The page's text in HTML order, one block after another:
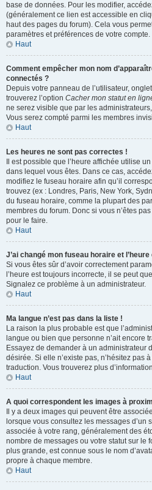
base de données. Pour les modifier,
(généralement ce lien est accessible en
haut des pages du forum). Cela vous
paramètres et préférences de votre compte.
Haut
Comment empêcher mon nom
connectés ?
Depuis votre panneau de l’utilisateur,
trouverez l’option Cacher mon statut en
ne serez visible que par les
Vous serez compté parmi les membres
Haut
Les heures ne sont pas correctes !
Il est possible que l’heure affichée utilise
dans lequel vous êtes. Dans ce cas,
modifiez le fuseau horaire afin qu’il
trouvez (ex : Londres, Paris, New York,
du fuseau horaire, comme la plupart des
membres du forum. Donc si vous n’êtes
pour le faire.
Haut
J’ai changé mon fuseau horaire et
Si vous êtes sûr d’avoir correctement
l’heure est toujours incorrecte, il se peut
Signalez ce problème à un administrateur.
Haut
Ma langue n’est pas dans la liste !
La raison la plus probable est que
langue ou bien que personne n’ait encore
Essayez de demander à un administrateur
désirée. Si elle n’existe pas, n’hésitez pas
traduction. Vous trouverez plus
Haut
A quoi correspondent les images à
Il y a deux images qui peuvent être
lorsque vous consultez les messages d’un
associée à votre rang, généralement des
nombre de messages ou votre statut sur le
plus grande, est connue sous le nom
propre à chaque membre.
Haut